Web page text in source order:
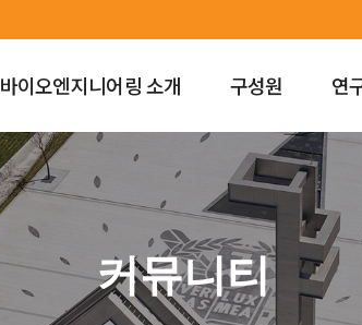
바이오엔지니어링 소개 구성원 연
커뮤니티